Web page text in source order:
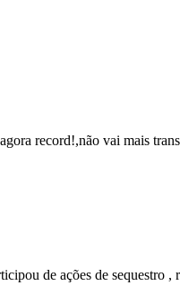
record!,não vai mais
de ações de sequestro ,